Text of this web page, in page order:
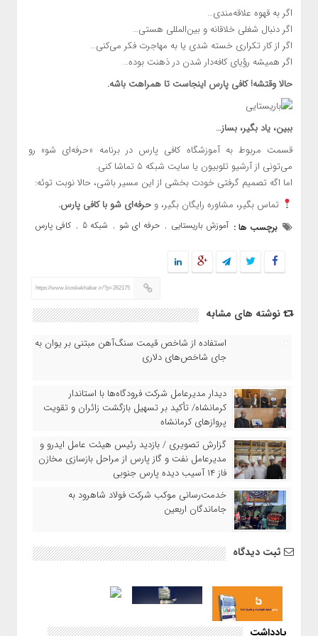
اگر به قهوه علاقه‌مندی…
اگر دنبال شغلی خلاقانه و بین‌المللی هستی…
اگر از کار تکراری خسته شدی یا به مهاجرت فکر می‌کنی…
اگر همیشه رؤیای کافه‌دار شدن در ذهنت بوده…
حالا وقتشه! کافی پارس اینجاست تا همراهت باشه.
ببین، یاد بگیر، بساز…
قسمت مربوط به آموزشگاه کافی پارس در برنامه «حرفه‌ای شو» رو
می‌تونی از آرشیو تلوبیون یا سایت شبکه ۵ تماشا کنی.
اما اگه تصمیم گرفتی خودت بخشی از این مسیر باشی، حالا نوبت توئه:
تماس بگیر، مشاوره رایگان بگیر، و حرفه‌ای شو با کافی پارس.
برچسب ها : آموزش باریستایی , حرفه ای شو , شبکه 5 , کافی پارس
https://www.kioskekhabar.ir/?p=262175
نوشته های مشابه
استفاده از شاخص قیمت سنگ‌آهن مبتنی بر یوان به
جای شاخص‌های دلاری
دیدار مدیرعامل شرکت فرودگاه‌ها با استاندار
کرمانشاه/ تأکید بر تسهیل بازگشت زائران و تقویت
پروازهای کرمانشاه
گزارش تصویری / بازدید رئیس هیئت عامل ایدرو و
مدیرعامل نفت و گاز پارس از مراحل بازسازی مخازن
فاز ۱۴ آسیب دیده پارس جنوبی
خدمت‌رسانی موکب شرکت فولاد شاهرود به
جاماندگان اربعین
ثبت دیدگاه
یادداشت